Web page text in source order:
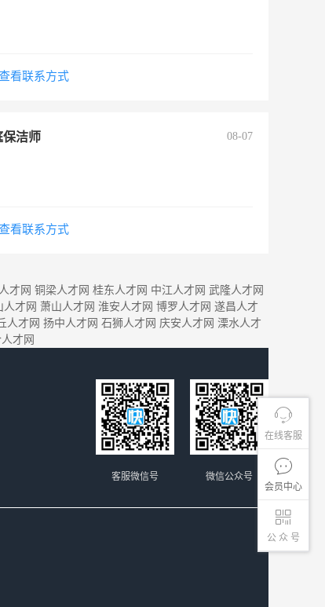
在线客服
会员中心
公 众 号
看联系方式
保洁师 08-07
看联系方式
才网 铜梁人才网 桂东人才网 中江人才网 武隆人才网
人才网 萧山人才网 淮安人才网 博罗人才网 遂昌人才
人才网 扬中人才网 石狮人才网 庆安人才网 溧水人才
才网
微信公众号
客服微信号